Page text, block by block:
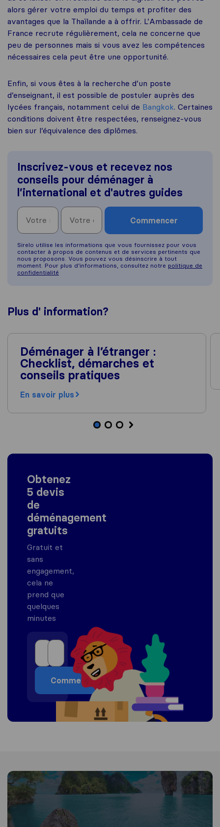
alors gérer votre emploi du temps et profiter des
avantages que la Thaïlande a à offrir. L’Ambassade de
France recrute régulièrement, cela ne concerne que
peu de personnes mais si vous avez les compétences
nécessaires cela peut être une opportunité.
Enfin, si vous êtes à la recherche d’un poste
d’enseignant, il est possible de postuler auprès des
lycées français, notamment celui de Bangkok. Certaines
conditions doivent être respectées, renseignez-vous
bien sur l’équivalence des diplômes.
Inscrivez-vous et recevez nos
conseils pour déménager à
l’international et d'autres guides
Commencer
Sirelo utilise les informations que vous fournissez pour vous
contacter à propos de contenus et de services pertinents que
nous proposons. Vous pouvez vous désinscrire à tout
moment. Pour plus d’informations, consultez notre politique de
confidentialité
Informations sur la Thaïlande
Plus d' information?
Déménager à l’étranger :
Checklist, démarches et
conseils pratiques
En savoir plus
Obtenez
5 devis
de
déménagement
gratuits
Gratuit et
sans
engagement,
cela ne
prend que
quelques
minutes
Commencer